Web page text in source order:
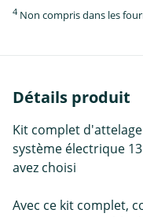
4 Non compris dans les
Détails produit
Kit complet
système électrique
avez choisi
Avec ce kit complet,